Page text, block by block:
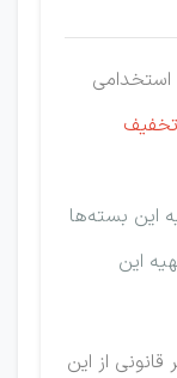
تخفیف
این بسته‌ها
این
از این